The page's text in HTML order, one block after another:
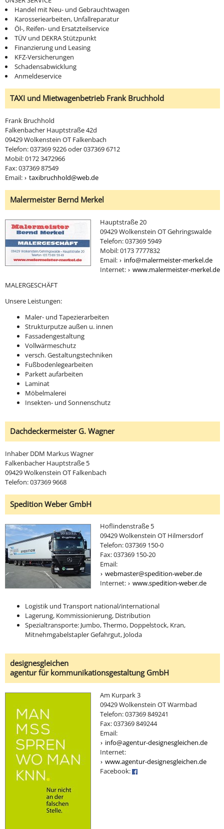
Handel mit Neu- und Gebrauchtwagen
Karosseriearbeiten, Unfallreparatur
Öl-, Reifen- und Ersatzteilservice
TÜV und DEKRA Stützpunkt
Finanzierung und Leasing
KFZ-Versicherungen
Schadensabwicklung
Anmeldeservice
TAXI und Mietwagenbetrieb Frank Bruchhold
Frank Bruchhold
Falkenbacher Hauptstraße 42d
09429 Wolkenstein OT Falkenbach
Telefon: 037369 9226 oder 037369 6712
Mobil: 0172 3472966
Fax: 037369 87549
Email:
taxibruchhold@web.de
Malermeister Bernd Merkel
Hauptstraße 20
09429 Wolkenstein OT Gehringswalde
Telefon: 037369 5949
Mobil: 0173 7777832
Email:
info@malermeister-merkel.de
Internet:
www.malermeister-merkel.de
MALERGESCHÄFT
Unsere Leistungen:
Maler- und Tapezierarbeiten
Strukturputze außen u. innen
Fassadengestaltung
Vollwärmeschutz
versch. Gestaltungstechniken
Fußbodenlegearbeiten
Parkett aufarbeiten
Laminat
Möbelmalerei
Insekten- und Sonnenschutz
Dachdeckermeister G. Wagner
Inhaber DDM Markus Wagner
Falkenbacher Hauptstraße 5
09429 Wolkenstein OT Falkenbach
Telefon: 037369 9668
Spedition Weber GmbH
Hoflindenstraße 5
09429 Wolkenstein OT Hilmersdorf
Telefon: 037369 150-0
Fax: 037369 150-20
Email:
webmaster@spedition-weber.de
Internet:
www.spedition-weber.de
Logistik und Transport national/international
Lagerung, Kommissionierung, Distribution
Spezialtransporte: Jumbo, Thermo, Doppelstock, Kran,
Mitnehmgabelstapler Gefahrgut, Joloda
designesgleichen
agentur für kommunikationsgestaltung GmbH
Am Kurpark 3
09429 Wolkenstein OT Warmbad
Telefon: 037369 849241
Fax: 037369 849244
Email:
info@agentur-designesgleichen.de
Internet:
www.agentur-designesgleichen.de
Facebook: